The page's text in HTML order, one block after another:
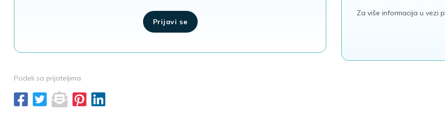
Prijavi se
Podeli sa prijateljima
Za više informacija u vezi